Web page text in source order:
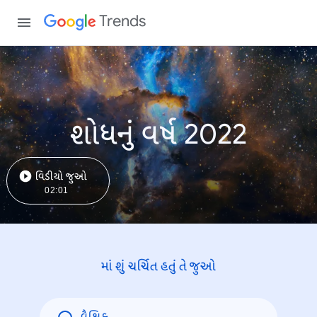
Trends
શોધનું વર્ષ 2022
વિડીયો જુઓ
02:01
માં શું ચર્ચિત હતું તે જુઓ